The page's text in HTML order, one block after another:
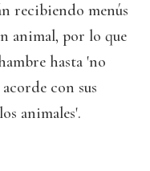
recibiendo menús
animal, por lo que
hasta 'no
con sus
animales'.